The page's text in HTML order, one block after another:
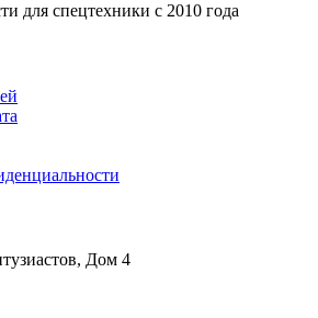
для спецтехники с 2010 года
Дом 4